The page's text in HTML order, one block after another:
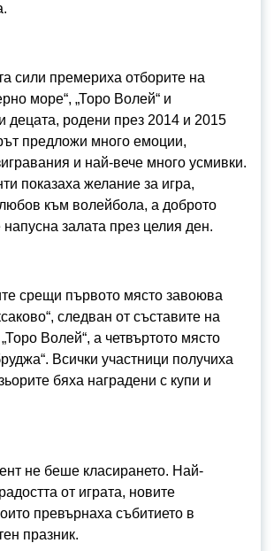
сили премериха отборите на
море“, „Торо Волей“ и
децата, родени през 2014 и 2015
предложи много емоции,
и най-вече много усмивки.
показаха желание за игра,
към волейбола, а доброто
залата през целия ден.
срещи първото място завоюва
следван от съставите на
Волей“, а четвъртото място
Всички участници получиха
бяха наградени с купи и
не беше класирането. Най-
от играта, новите
превърнаха събитието в
празник.